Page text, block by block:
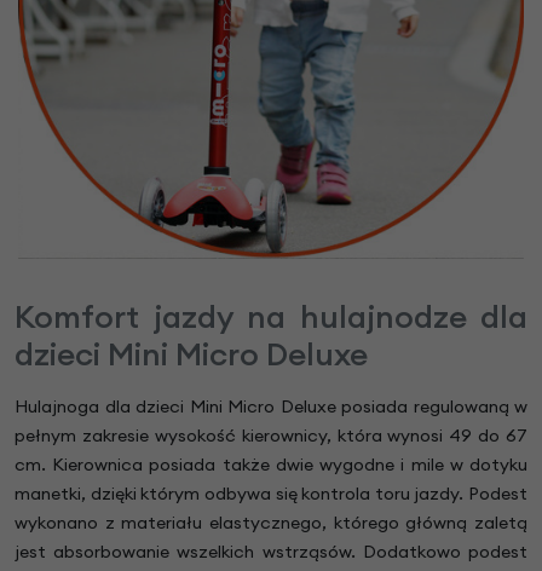
Komfort jazdy na hulajnodze dla
dzieci Mini Micro Deluxe
Hulajnoga dla dzieci Mini Micro Deluxe posiada regulowaną w
pełnym zakresie wysokość kierownicy, która wynosi 49 do 67
cm. Kierownica posiada także dwie wygodne i mile w dotyku
manetki, dzięki którym odbywa się kontrola toru jazdy. Podest
wykonano z materiału elastycznego, którego główną zaletą
jest absorbowanie wszelkich wstrząsów. Dodatkowo podest